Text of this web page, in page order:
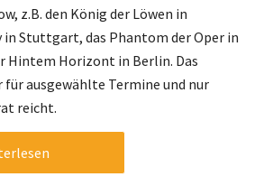
z.B. den König der Löwen in
in Stuttgart, das Phantom der Oper in
Hintem Horizont in Berlin. Das
ausgewählte Termine und nur
reicht.